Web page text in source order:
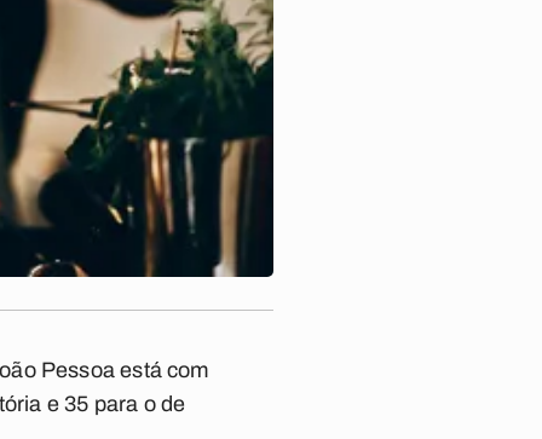
Pessoa está com
e 35 para o de